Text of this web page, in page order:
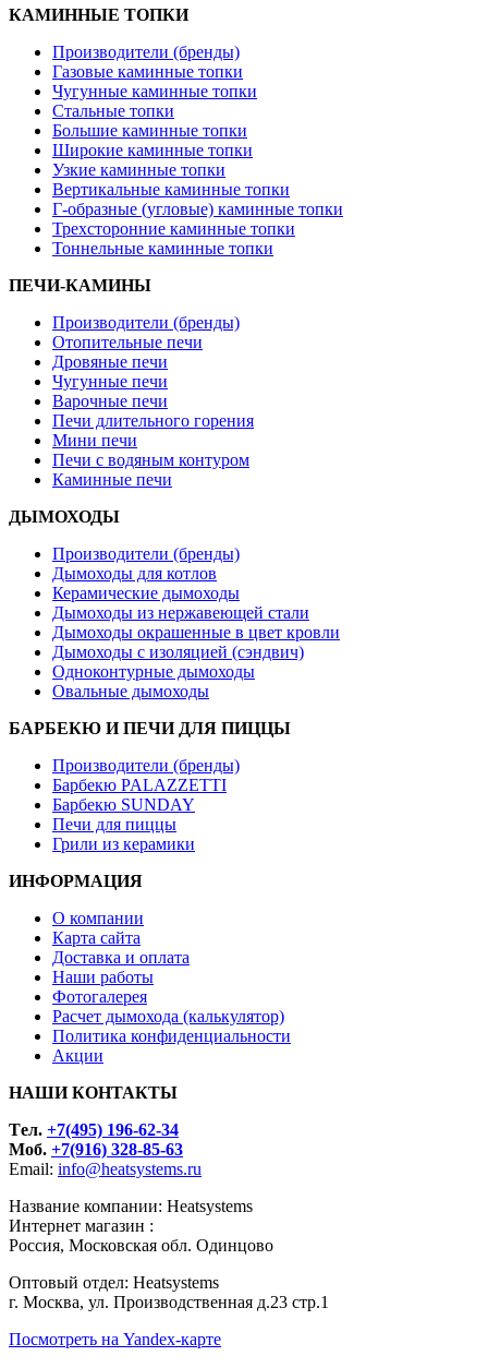
КАМИННЫЕ ТОПКИ
Производители (бренды)
Газовые каминные топки
Чугунные каминные топки
Стальные топки
Большие каминные топки
Широкие каминные топки
Узкие каминные топки
Вертикальные каминные топки
Г-образные (угловые) каминные топки
Трехсторонние каминные топки
Тоннельные каминные топки
ПЕЧИ-КАМИНЫ
Производители (бренды)
Отопительные печи
Дровяные печи
Чугунные печи
Варочные печи
Печи длительного горения
Мини печи
Печи с водяным контуром
Каминные печи
ДЫМОХОДЫ
Производители (бренды)
Дымоходы для котлов
Керамические дымоходы
Дымоходы из нержавеющей стали
Дымоходы окрашенные в цвет кровли
Дымоходы с изоляцией (сэндвич)
Одноконтурные дымоходы
Овальные дымоходы
БАРБЕКЮ И ПЕЧИ ДЛЯ ПИЦЦЫ
Производители (бренды)
Барбекю PALAZZETTI
Барбекю SUNDAY
Печи для пиццы
Грили из керамики
ИНФОРМАЦИЯ
О компании
Карта сайта
Доставка и оплата
Наши работы
Фотогалерея
Расчет дымохода (калькулятор)
Политика конфиденциальности
Акции
НАШИ КОНТАКТЫ
Tел. +7(495) 196-62-34
Моб. +7(916) 328-85-63
Email: info@heatsystems.ru
Название компании: Heatsystems
Интернет магазин :
Россия, Московская обл. Одинцово
Оптовый отдел: Heatsystems
г. Москва, ул. Производственная д.23 стр.1
Посмотреть на Yandex-карте